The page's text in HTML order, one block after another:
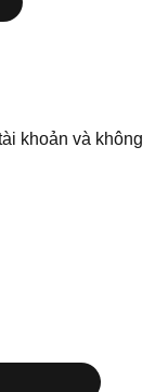
khoản và không